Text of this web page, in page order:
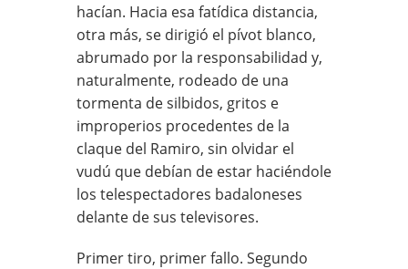
hacían. Hacia esa fatídica distancia,
otra más, se dirigió el pívot blanco,
abrumado por la responsabilidad y,
naturalmente, rodeado de una
tormenta de silbidos, gritos e
improperios procedentes de la
claque del Ramiro, sin olvidar el
vudú que debían de estar haciéndole
los telespectadores badaloneses
delante de sus televisores.
Primer tiro, primer fallo. Segundo